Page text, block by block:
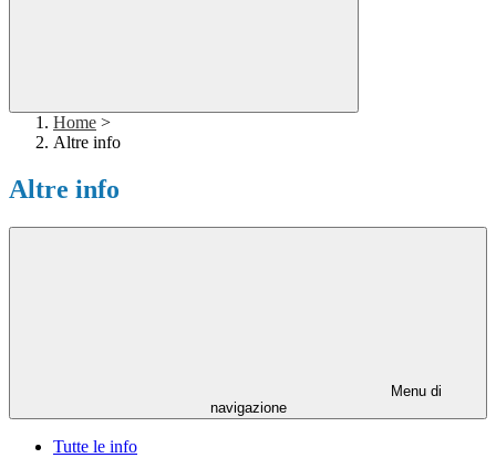
Home >
Altre info
Altre info
Menu di
navigazione
Tutte le info